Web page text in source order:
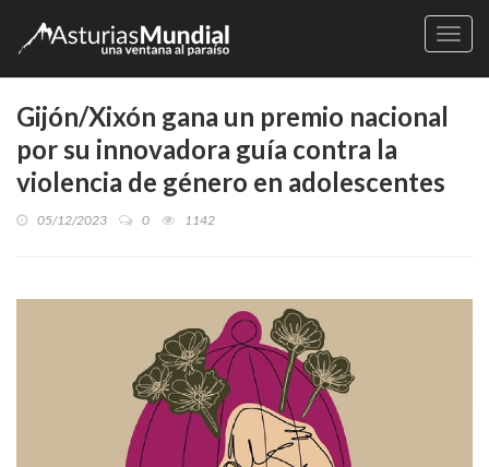
Gijón/Xixón gana un premio nacional
por su innovadora guía contra la
violencia de género en adolescentes
05/12/2023 0 1142